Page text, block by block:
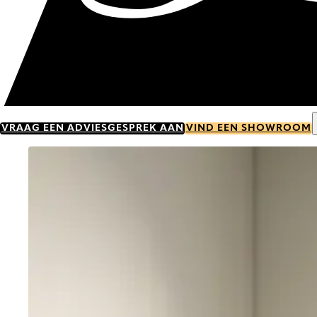
VRAAG EEN ADVIESGESPREK AAN VIND EEN SHOWROOM
Go to item 0